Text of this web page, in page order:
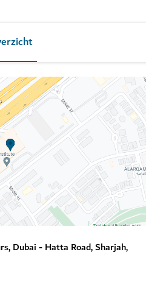
Dubai - Hatta Road, Sharjah,